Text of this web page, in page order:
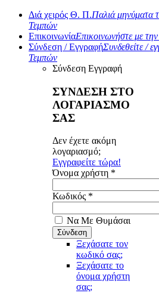
Διά χειρός Θ. Π.Παλιά μηνύματα
Τεμπών
ΕπικοινωνίαΕπικοινωνήστε με
Σύνδεση / ΕγγραφήΣυνδεθείτε /
Τεμπών
Σύνδεση Εγγραφή
ΣΥΝΔΕΣΗ ΣΤΟ
ΛΟΓΑΡΙΑΣΜΟ
ΣΑΣ
Δεν έχετε ακόμη
λογαριασμό;
Εγγραφείτε τώρα!
Όνομα χρήστη *
Κωδικός *
Να Με Θυμάσαι
Ξεχάσατε τον
κωδικό σας;
Ξεχάσατε το
όνομα χρήστη
σας;